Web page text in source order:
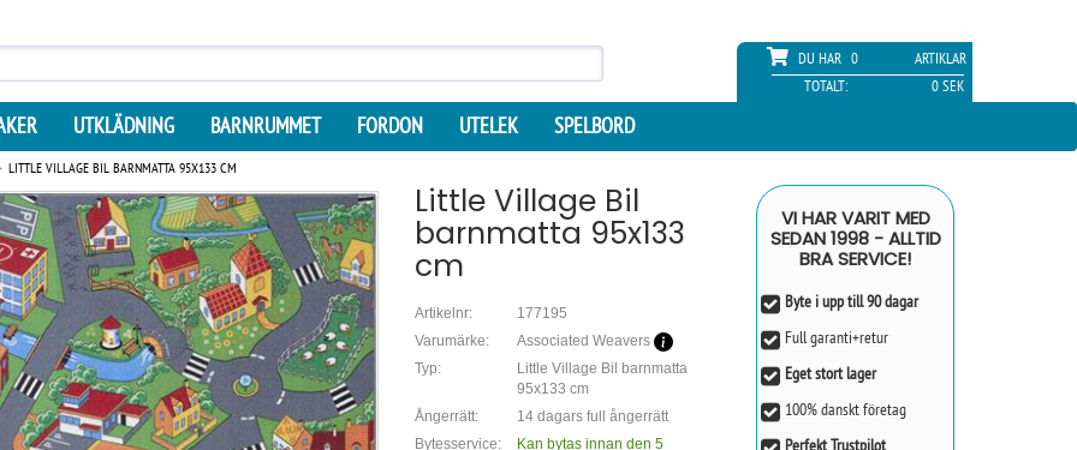
DU HAR 0
ARTIKLAR
TOTALT:
0 SEK
UTKLÄDNING BARNRUMMET FORDON UTELEK SPELBORD
LITTLE VILLAGE BIL BARNMATTA 95X133 CM
Little Village Bil
barnmatta 95x133
cm
Artikelnr:
177195
Varumärke:
Associated Weavers
Typ:
Little Village Bil barnmatta
95x133 cm
Ångerrätt:
14 dagars full ångerrätt
Bytesservice:
Kan bytas innan den 5
VI HAR VARIT MED
SEDAN 1998 - ALLTID
BRA SERVICE!
Byte i upp till 90 dagar
Full garanti+retur
Eget stort lager
100% danskt företag
Perfekt Trustpilot